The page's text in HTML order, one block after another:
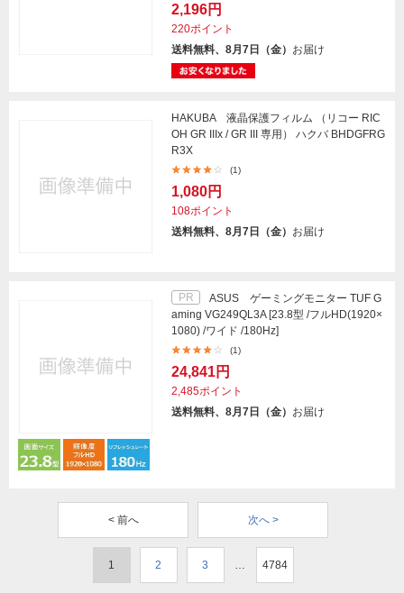
2,196円
220ポイント
送料無料、8月7日（金） お届け
HAKUBA 液晶保護フィルム （リコー RIC
OH GR IIIx / GR III 専用） ハクバ BHDGFRG
R3X
(1)
1,080円
108ポイント
送料無料、8月7日（金） お届け
PR
ASUS ゲーミングモニター TUF G
aming VG249QL3A [23.8型 /フルHD(1920×
1080) /ワイド /180Hz]
(1)
24,841円
2,485ポイント
送料無料、8月7日（金） お届け
< 前へ 次へ >
1 2 3 4784